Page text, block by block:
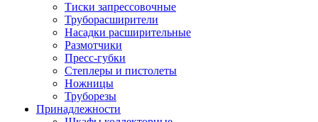
Тиски запрессовочные
Труборасширители
Насадки расширительные
Размотчики
Пресс-губки
Степлеры и пистолеты
Ножницы
Труборезы
Принадлежности